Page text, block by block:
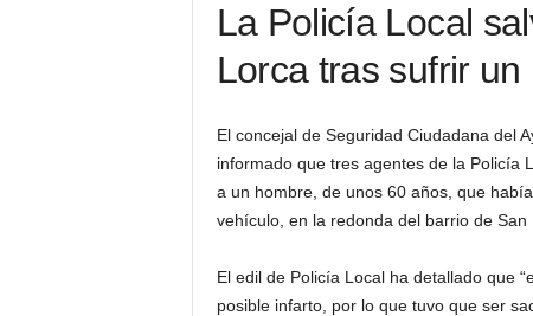
La Policía Local
Lorca tras sufrir
El concejal de Seguridad Ciudadana del
informado que tres agentes de la Policía
a un hombre, de unos 60 años, que
vehículo, en la redonda del barrio de San
El edil de Policía Local ha detallado que
posible infarto, por lo que tuvo que ser